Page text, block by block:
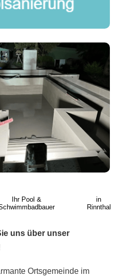
Ihr Pool &
in
Rinnthal
uns über unser
Ortsgemeinde im